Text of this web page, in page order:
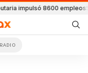
8600 empleosSe
RADIO